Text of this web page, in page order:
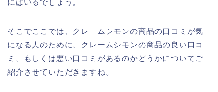
にはいるでしょう。
そこでここでは、クレームシモンの商品の口コミが気
になる人のために、クレームシモンの商品の良い口コ
ミ、もしくは悪い口コミがあるのかどうかについてご
紹介させていただきますね。